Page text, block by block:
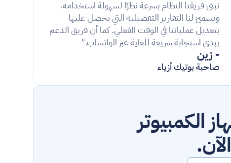
يبدي استجابة سريعة للغاية عبر الواتساب."
- زين
صاحبة بوتيك أزياء
أطلق العنان لقوة Mahaal POS على جهاز الكمبيوتر